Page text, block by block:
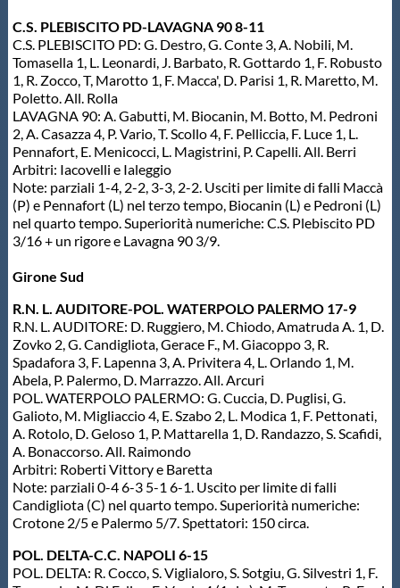
C.S. PLEBISCITO PD-LAVAGNA 90 8-11
C.S. PLEBISCITO PD: G. Destro, G. Conte 3, A. Nobili, M.
Tomasella 1, L. Leonardi, J. Barbato, R. Gottardo 1, F. Robusto
1, R. Zocco, T, Marotto 1, F. Macca', D. Parisi 1, R. Maretto, M.
Poletto. All. Rolla
LAVAGNA 90: A. Gabutti, M. Biocanin, M. Botto, M. Pedroni
2, A. Casazza 4, P. Vario, T. Scollo 4, F. Pelliccia, F. Luce 1, L.
Pennafort, E. Menicocci, L. Magistrini, P. Capelli. All. Berri
Arbitri: Iacovelli e Ialeggio
Note: parziali 1-4, 2-2, 3-3, 2-2. Usciti per limite di falli Maccà
(P) e Pennafort (L) nel terzo tempo, Biocanin (L) e Pedroni (L)
nel quarto tempo. Superiorità numeriche: C.S. Plebiscito PD
3/16 + un rigore e Lavagna 90 3/9.
Girone Sud
R.N. L. AUDITORE-POL. WATERPOLO PALERMO 17-9
R.N. L. AUDITORE: D. Ruggiero, M. Chiodo, Amatruda A. 1, D.
Zovko 2, G. Candigliota, Gerace F., M. Giacoppo 3, R.
Spadafora 3, F. Lapenna 3, A. Privitera 4, L. Orlando 1, M.
Abela, P. Palermo, D. Marrazzo. All. Arcuri
POL. WATERPOLO PALERMO: G. Cuccia, D. Puglisi, G.
Galioto, M. Migliaccio 4, E. Szabo 2, L. Modica 1, F. Pettonati,
A. Rotolo, D. Geloso 1, P. Mattarella 1, D. Randazzo, S. Scafidi,
A. Bonaccorso. All. Raimondo
Arbitri: Roberti Vittory e Baretta
Note: parziali 0-4 6-3 5-1 6-1. Uscito per limite di falli
Candigliota (C) nel quarto tempo. Superiorità numeriche:
Crotone 2/5 e Palermo 5/7. Spettatori: 150 circa.
POL. DELTA-C.C. NAPOLI 6-15
POL. DELTA: R. Cocco, S. Viglialoro, S. Sotgiu, G. Silvestri 1, F.